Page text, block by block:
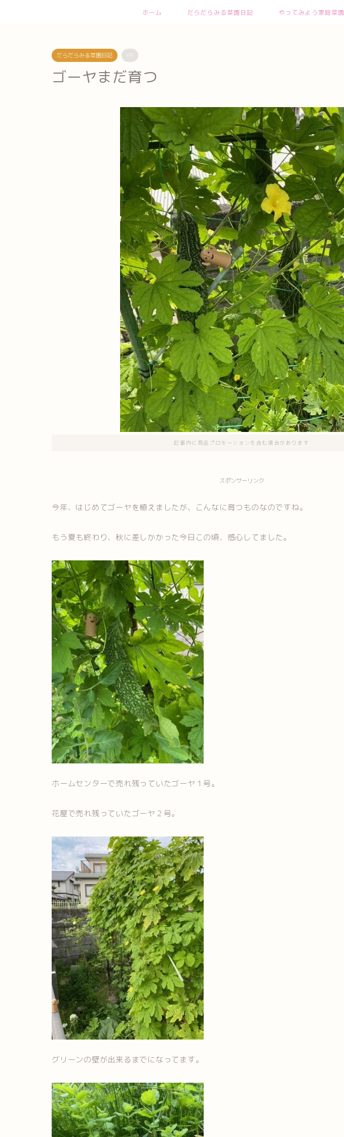
ホーム だらだらみる菜園日記 やってみよう家庭菜園
だらだらみる菜園日記
ゴーヤまだ育つ
記事内に商品プロモーションを含む場合があります
スポンサーリンク
今年、はじめてゴーヤを植えましたが、こんなに育つものなのですね。
もう夏も終わり、秋に差しかかった今日この頃、感心してました。
ホームセンターで売れ残っていたゴーヤ１号。
花屋で売れ残っていたゴーヤ２号。
グリーンの壁が出来るまでになってます。